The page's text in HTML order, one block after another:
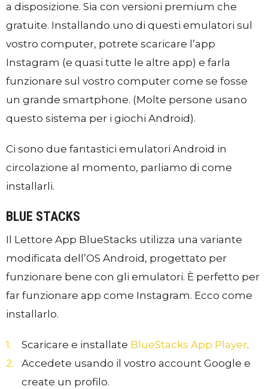
a disposizione. Sia con versioni premium che
gratuite. Installando uno di questi emulatori sul
vostro computer, potrete scaricare l’app
Instagram (e quasi tutte le altre app) e farla
funzionare sul vostro computer come se fosse
un grande smartphone. (Molte persone usano
questo sistema per i giochi Android).
Ci sono due fantastici emulatori Android in
circolazione al momento, parliamo di come
installarli.
BLUE STACKS
Il Lettore App BlueStacks utilizza una variante
modificata dell’OS Android, progettato per
funzionare bene con gli emulatori. È perfetto per
far funzionare app come Instagram. Ecco come
installarlo.
Scaricare e installate BlueStacks App Player.
Accedete usando il vostro account Google e
create un profilo.